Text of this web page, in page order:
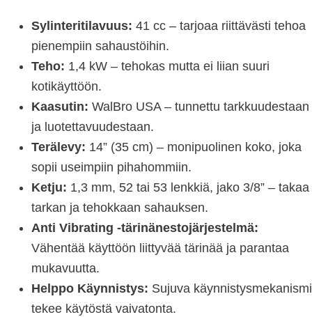
Sylinteritilavuus: 41 cc – tarjoaa riittävästi tehoa
pienempiin sahaustöihin.
Teho: 1,4 kW – tehokas mutta ei liian suuri
kotikäyttöön.
Kaasutin: WalBro USA – tunnettu tarkkuudestaan
ja luotettavuudestaan.
Terälevy: 14” (35 cm) – monipuolinen koko, joka
sopii useimpiin pihahommiin.
Ketju: 1,3 mm, 52 tai 53 lenkkiä, jako 3/8” – takaa
tarkan ja tehokkaan sahauksen.
Anti Vibrating -tärinänestojärjestelmä:
Vähentää käyttöön liittyvää tärinää ja parantaa
mukavuutta.
Helppo Käynnistys: Sujuva käynnistysmekanismi
tekee käytöstä vaivatonta.